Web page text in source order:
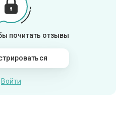
почитать отзывы
Войти